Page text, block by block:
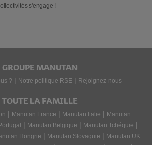
s'engage !
GROUPE MANUTAN
? | Notre politique RSE | Rejoignez-nous
TOUTE LA FAMILLE
| Manutan France | Manutan Italie | Manutan
| Manutan Belgique | Manutan Tchéquie |
Hongrie | Manutan Slovaquie | Manutan UK